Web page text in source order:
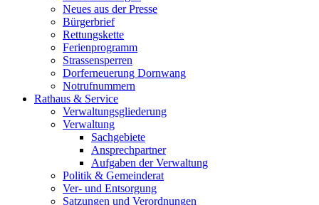
Neues aus der Presse
Bürgerbrief
Rettungskette
Ferienprogramm
Strassensperren
Dorferneuerung Dornwang
Notrufnummern
Rathaus & Service
Verwaltungsgliederung
Verwaltung
Sachgebiete
Ansprechpartner
Aufgaben der Verwaltung
Politik & Gemeinderat
Ver- und Entsorgung
Satzungen und Verordnungen